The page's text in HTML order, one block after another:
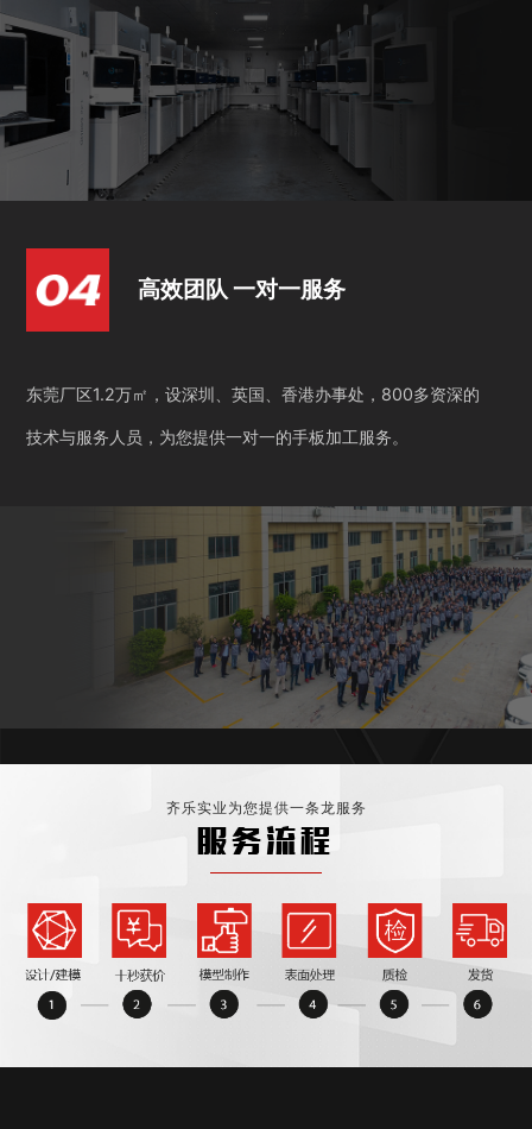
高效团队 一对一服务
东莞厂区1.2万㎡，设深圳、英国、香港办事处，800多资深的
技术与服务人员，为您提供一对一的手板加工服务。
齐乐实业为您提供一条龙服务
服务流程